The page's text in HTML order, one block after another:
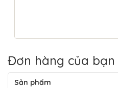
Đơn hàng của bạn
Sản phẩm